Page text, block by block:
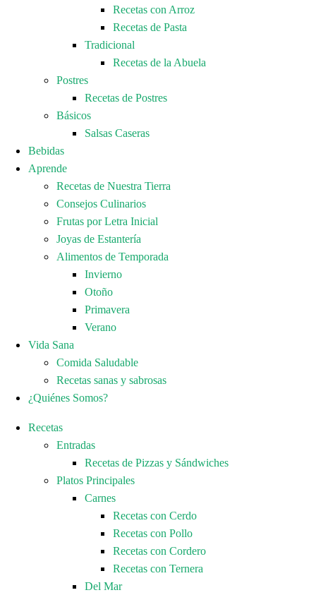
Recetas con Arroz
Recetas de Pasta
Tradicional
Recetas de la Abuela
Postres
Recetas de Postres
Básicos
Salsas Caseras
Bebidas
Aprende
Recetas de Nuestra Tierra
Consejos Culinarios
Frutas por Letra Inicial
Joyas de Estantería
Alimentos de Temporada
Invierno
Otoño
Primavera
Verano
Vida Sana
Comida Saludable
Recetas sanas y sabrosas
¿Quiénes Somos?
Recetas
Entradas
Recetas de Pizzas y Sándwiches
Platos Principales
Carnes
Recetas con Cerdo
Recetas con Pollo
Recetas con Cordero
Recetas con Ternera
Del Mar